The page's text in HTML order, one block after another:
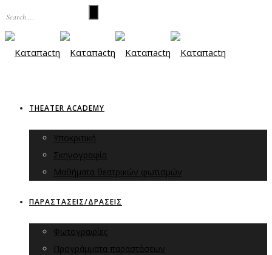
THEATER ACADEMY
Υποκριτική
Σκηνογραφία
Μαθήματα θεατρικών φωτισμών
ΠΑΡΑΣΤΑΣΕΙΣ/ΔΡΑΣΕΙΣ
Φωτογραφίες
Προγράμματα παραστάσεων